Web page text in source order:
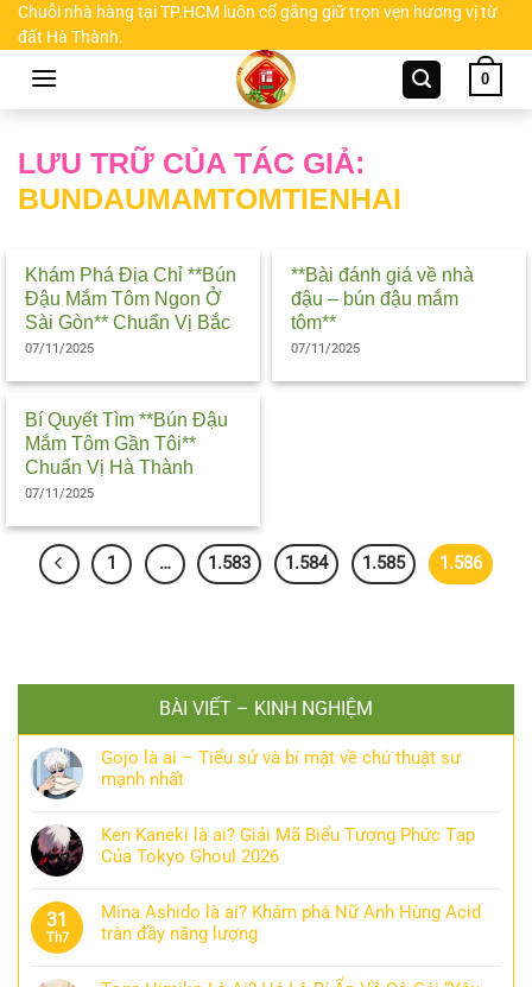
Chuyển
đến
Chuỗi nhà hàng tại TP.HCM luôn cố gắng giữ trọn vẹn hương vị từ
đất Hà Thành.
0
LƯU TRỮ CỦA TÁC GIẢ:
BUNDAUMAMTOMTIENHAI
Khám Phá Địa Chỉ **Bún
Đậu Mắm Tôm Ngon Ở
Sài Gòn** Chuẩn Vị Bắc
07/11/2025
**Bài đánh giá về nhà
đậu – bún đậu mắm
tôm**
07/11/2025
Bí Quyết Tìm **Bún Đậu
Mắm Tôm Gần Tôi**
Chuẩn Vị Hà Thành
07/11/2025
1 … 1.583 1.584 1.585 1.586
BÀI VIẾT – KINH NGHIỆM
Gojo là ai – Tiểu sử và bí mật về chú thuật sư
mạnh nhất
Ken Kaneki là ai? Giải Mã Biểu Tượng Phức Tạp
Của Tokyo Ghoul 2026
31
Th7
Mina Ashido là ai? Khám phá Nữ Anh Hùng Acid
tràn đầy năng lượng